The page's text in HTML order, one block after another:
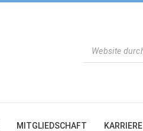
MITGLIEDSCHAFT KARRIERE